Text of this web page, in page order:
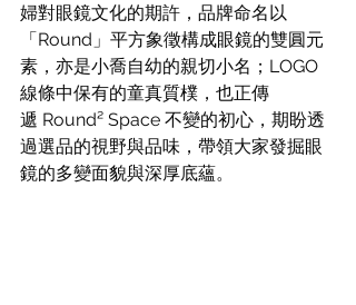
婦對眼鏡文化的期許，品牌命名以
「Round」平方象徵構成眼鏡的雙圓元
素，亦是小喬自幼的親切小名；LOGO
線條中保有的童真質樸，也正傳
遞 Round² Space 不變的初心，期盼透
過選品的視野與品味，帶領大家發掘眼
鏡的多變面貌與深厚底蘊。